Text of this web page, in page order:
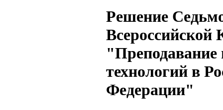
Решение
Всероссийской
технологий в
Федерации"